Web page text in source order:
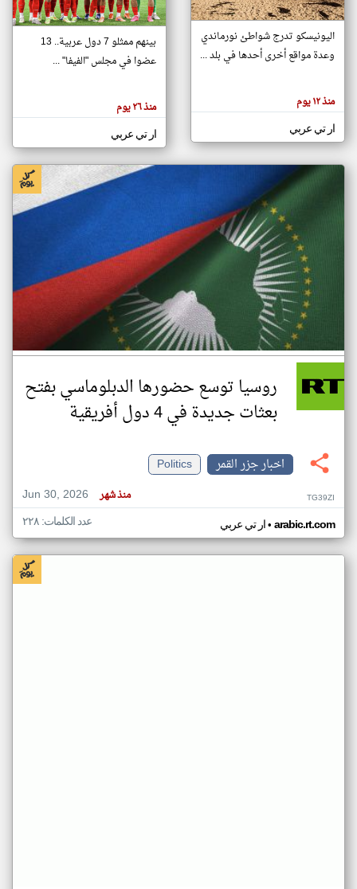
تغيير الدولة
اخبار جزر القمر على مدار الساعة
أهم اخبار جزر القمر العاجلة والمباشرة
هنا عن
وجهة
كاتبيها.
اليونيسكو تدرج شواطئ نورماندي
وعدة مواقع أخرى أحدها في بلد ...
منذ ١٢ يوم
ار تي عربي
بينهم ممثلو 7 دول عربية.. 13
عضوا في مجلس "الفيفا" ...
منذ ٢٦ يوم
ار تي عربي
روسيا توسع حضورها الدبلوماسي بفتح
بعثات جديدة في 4 دول أفريقية
اخبار جزر القمر
Politics
Jun 30, 2026
منذ شهر TG39ZI
ار تي عربي• arabic.rt.com عدد الكلمات: ٢٢٨
klyoum.com